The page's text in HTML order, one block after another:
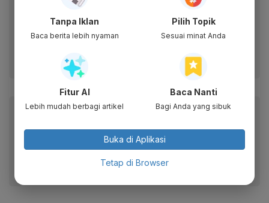
Dapatkan akses cepat ke berita terkini dan data
berharga dari WhatsApp Channel Katadata.co.id
Ikuti kami
Baca artikel ini lewat aplikasi mobile.
Dapatkan pengalaman membaca lebih nyaman dan nikmati
fitur menarik lainnya lewat aplikasi mobile Katadata.
Tanpa Iklan
Baca berita lebih nyaman
Pilih Topik
Sesuai minat Anda
Fitur AI
Lebih mudah berbagi artikel
Baca Nanti
Bagi Anda yang sibuk
Buka di Aplikasi
Tetap di Browser